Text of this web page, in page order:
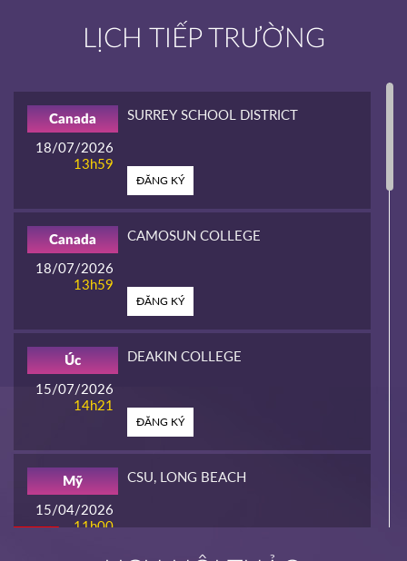
Chương trình cao đẳng
Kinh nghiệm du học
XEM THÊM
LỊCH TIẾP TRƯỜNG
18/07/2026
13h59
Canada SURREY SCHOOL DISTRICT
ĐĂNG KÝ
18/07/2026
13h59
Canada CAMOSUN COLLEGE
ĐĂNG KÝ
15/07/2026
14h21
Úc DEAKIN COLLEGE
ĐĂNG KÝ
15/04/2026
11h00
Mỹ CSU, LONG BEACH